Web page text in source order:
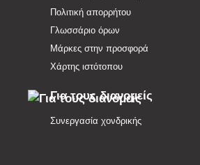
Πολιτική απορρήτου
Γλωσσάριο όρων
Μάρκες στην προσφορά
Χάρτης ιστότοπου
Για τους διανομείς
Συνεργασία χονδρικής